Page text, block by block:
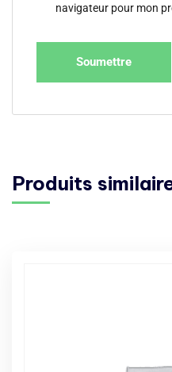
navigateur pour mon
Produits